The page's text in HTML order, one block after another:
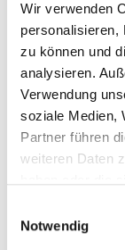
Wir verwenden
personalisieren,
zu können und
analysieren.
Verwendung
soziale Medien,
Partner führen
weiteren Daten
Notwendig